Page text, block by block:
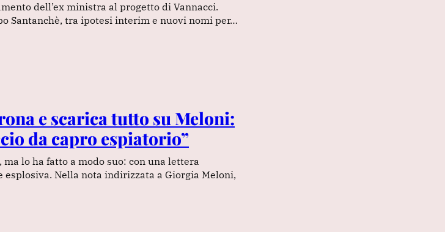
dell’ex ministra al progetto di Vannacci.
Santanchè, tra ipotesi interim e nuovi nomi per…
e scarica tutto su Meloni:
da capro espiatorio”
lo ha fatto a modo suo: con una lettera
Nella nota indirizzata a Giorgia Meloni,